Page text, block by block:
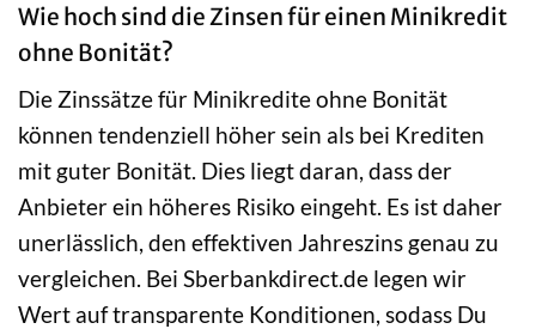
Wie hoch sind die Zinsen für einen Minikredit
ohne Bonität?
Die Zinssätze für Minikredite ohne Bonität
können tendenziell höher sein als bei Krediten
mit guter Bonität. Dies liegt daran, dass der
Anbieter ein höheres Risiko eingeht. Es ist daher
unerlässlich, den effektiven Jahreszins genau zu
vergleichen. Bei Sberbankdirect.de legen wir
Wert auf transparente Konditionen, sodass Du